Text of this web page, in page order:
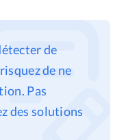
de
de ne
Pas
des solutions